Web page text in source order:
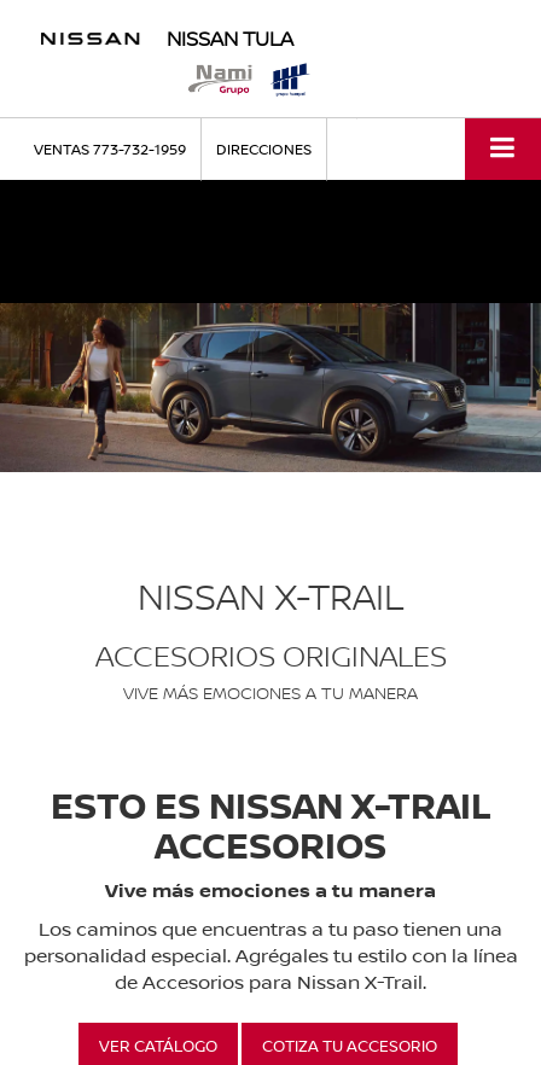
NISSAN TULA
VENTAS773-732-1959 DIRECCIONES
NISSAN X-TRAIL
ACCESORIOS ORIGINALES
VIVE MÁS EMOCIONES A TU MANERA
ESTO ES NISSAN X-TRAIL
ACCESORIOS
Vive más emociones a tu manera
Los caminos que encuentras a tu paso tienen una
personalidad especial. Agrégales tu estilo con la línea
de Accesorios para Nissan X-Trail.
VER CATÁLOGO COTIZA TU ACCESORIO